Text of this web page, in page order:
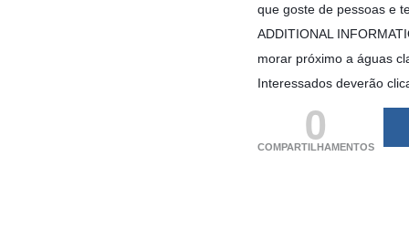
que goste de pessoas e
ADDITIONAL
morar próximo a águas
Interessados deverão
0
COMPARTILHAMENTOS